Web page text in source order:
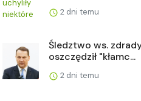
2 dni temu
Śledztwo ws.
oszczędził "kłamc...
2 dni temu